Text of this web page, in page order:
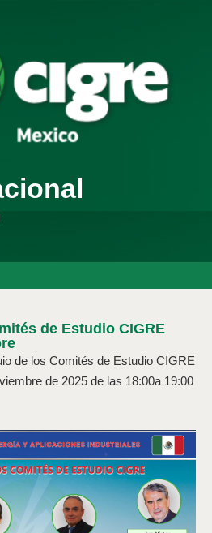
de Estudio CIGRE
de los Comités de Estudio CIGRE
de 2025 de las 18:00a 19:00